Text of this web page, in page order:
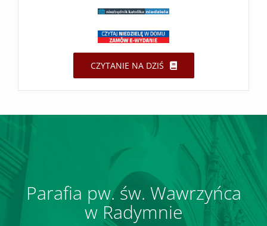
CZYTANIE NA DZIŚ
Parafia pw. św. Wawrzyńca
w Radymnie